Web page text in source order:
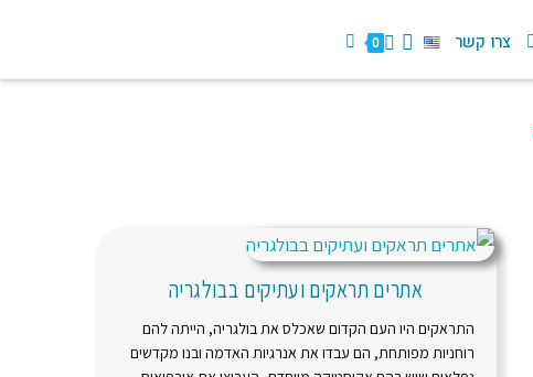
צרו קשר 0
אתרים תראקים ועתיקים בבולגריה
התראקים היו העם הקדום שאכלס את בולגריה, הייתה להם
רוחניות מפותחת, הם עבדו את אנרגיות האדמה ובנו מקדשים